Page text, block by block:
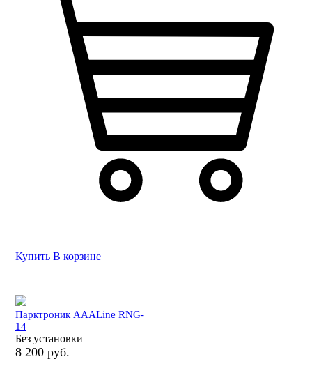
Купить В корзине
Парктроник AAALine RNG-
14
Без установки
8 200 руб.